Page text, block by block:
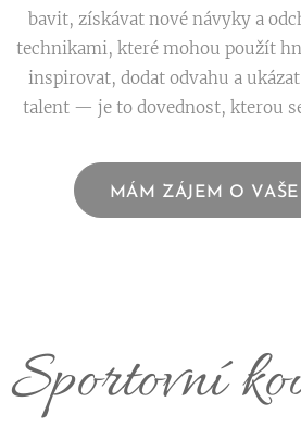
bavit, získávat nové návyky a
technikami, které mohou použít
inspirovat, dodat odvahu a
talent — je to dovednost, kterou
MÁM ZÁJEM O
Sportovní